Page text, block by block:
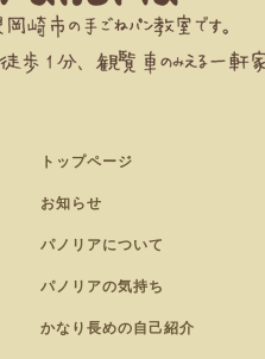
トップページ
お知らせ
パノリアについて
パノリアの気持ち
かなり長めの自己紹介